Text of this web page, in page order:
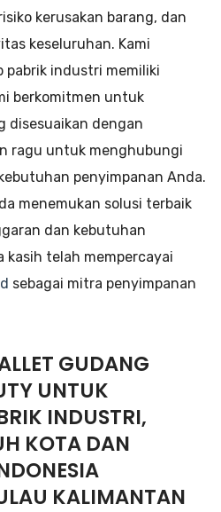
kerusakan barang, dan
keseluruhan. Kami
pabrik industri memiliki
berkomitmen untuk
disesuaikan dengan
ragu untuk menghubungi
penyimpanan Anda.
menemukan solusi terbaik
dan kebutuhan
kasih telah mempercayai
sebagai mitra penyimpanan
GUDANG
UNTUK
INDUSTRI,
KOTA DAN
KALIMANTAN